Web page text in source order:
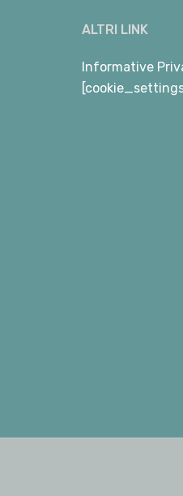
ALTRI LINK
Informative